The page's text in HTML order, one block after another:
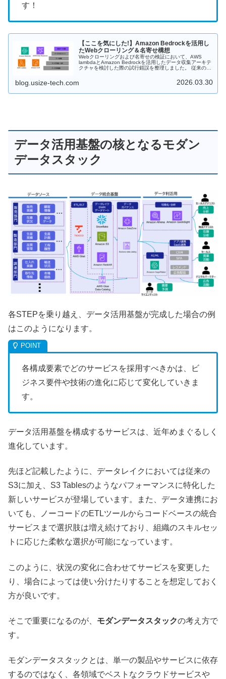
す！
【ここを気にした!】Amazon Bedrockを活用し
たWebクローリング＆名寄せ構想
Webクローリングおよび名寄せの検証において、AWS
lambdaとAmazon Bedrockを活用したデータ収集アーキテ
クチャを検討した際の試行錯誤を整理しました。 従来のル
な情報抽出を取り入れることで、サイト構造の差異に耐え
るデータ収集方式をどのように実現したか、また収集デー
blog.usize-tech.com 2026.03.30
データ活用基盤の核となるモダン
データスタック
各STEPを乗り越え、データ活用基盤が完成した場合の例
はこのようになります。
各構成要素でどのサービスを採用すべきかは、ビ
ジネス要件や技術の進化に応じて変化していきま
す。
データ活用基盤を構成するサービスは、近年めまぐるしく
進化しています。
先ほど記載したように、データレイクにおいては従来の
S3に加え、S3 Tablesのようなパフォーマンスに特化した
新しいサービスが登場しています。また、データ連携にお
いても、ノーコードのETLツールからコードベースの統合
サービスまで選択肢は増え続けており、組織のスキルセッ
トに応じた柔軟な選択が可能になっています。
このように、状況の変化に合わせてサービスを変更した
り、場合によっては使い分けたりすることを想定しておく
方が良いです。
そこで重要になるのが、 モダンデータスタックの考え方で
す。
モダンデータスタックとは、単一の製品やサービスに依存
するのではなく、各領域でベストなクラウドサービスや